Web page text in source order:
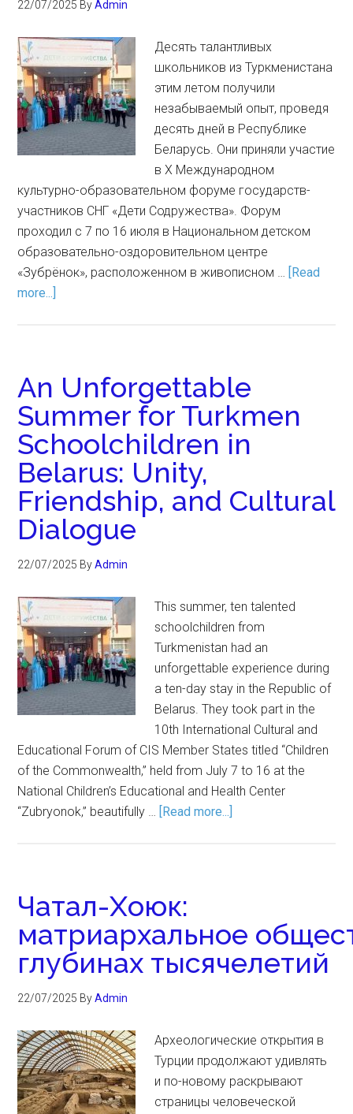
22/07/2025 ByAdmin
Десять талантливых
школьников из Туркменистана
этим летом получили
незабываемый опыт, проведя
десять дней в Республике
Беларусь. Они приняли участие
в X Международном
культурно-образовательном форуме государств-
участников СНГ «Дети Содружества». Форум
проходил с 7 по 16 июля в Национальном детском
образовательно-оздоровительном центре
«Зубрёнок», расположенном в живописном … [Read
more...]
An Unforgettable
Summer for Turkmen
Schoolchildren in
Belarus: Unity,
Friendship, and Cultural
Dialogue
22/07/2025 ByAdmin
This summer, ten talented
schoolchildren from
Turkmenistan had an
unforgettable experience during
a ten-day stay in the Republic of
Belarus. They took part in the
10th International Cultural and
Educational Forum of CIS Member States titled “Children
of the Commonwealth,” held from July 7 to 16 at the
National Children’s Educational and Health Center
“Zubryonok,” beautifully … [Read more...]
Чатал-Хоюк:
матриархальное
глубинах тысячелетий
22/07/2025 ByAdmin
Археологические открытия в
Турции продолжают удивлять
и по-новому раскрывают
страницы человеческой